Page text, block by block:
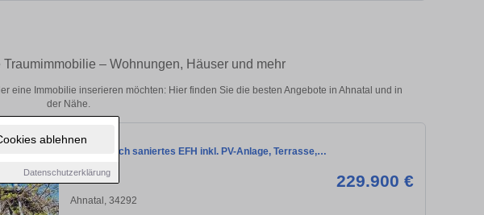
ablehnen
Datenschutzerklärung
– Wohnungen, Häuser und mehr
eine Immobilie inserieren möchten: Hier finden Sie die besten Angebote in Ahnatal und in
der Nähe.
Umfangreich saniertes EFH inkl. PV-Anlage, Terrasse,…
229.900 €
Ahnatal, 34292